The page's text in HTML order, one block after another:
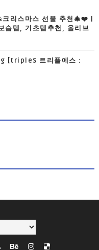
크리스마스 선물 추천🎄❤️ |
습템, 기초템추천, 올리브
[tripleS 트리플에스 :